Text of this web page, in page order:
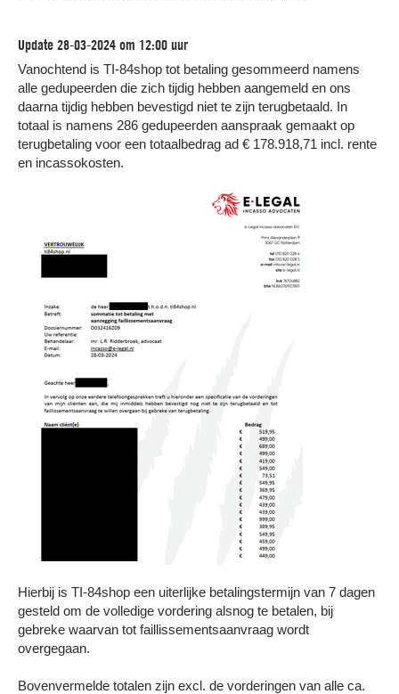
Update 28-03-2024 om 12:00 uur
Vanochtend is TI-84shop tot betaling gesommeerd namens
alle gedupeerden die zich tijdig hebben aangemeld en ons
daarna tijdig hebben bevestigd niet te zijn terugbetaald. In
totaal is namens 286 gedupeerden aanspraak gemaakt op
terugbetaling voor een totaalbedrag ad € 178.918,71 incl. rente
en incassokosten.
Hierbij is TI-84shop een uiterlijke betalingstermijn van 7 dagen
gesteld om de volledige vordering alsnog te betalen, bij
gebreke waarvan tot faillissementsaanvraag wordt
overgegaan.
Bovenvermelde totalen zijn excl. de vorderingen van alle ca.